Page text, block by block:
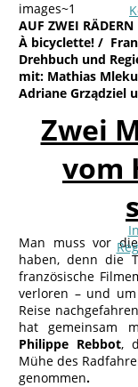
AUF ZWEI RÄDERN
À bicyclette! /
Drehbuch und
mit: Mathias
Adriane Grządziel
Zwei
vom
Man muss vor
haben, denn die
französische
verloren – und
Reise
hat gemeinsam
Philippe Rebbot,
Mühe des
genommen.